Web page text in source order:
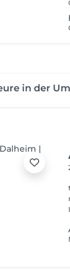
in der